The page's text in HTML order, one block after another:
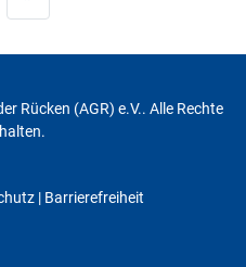
Rücken (AGR) e.V.. Alle Rechte
| Barrierefreiheit